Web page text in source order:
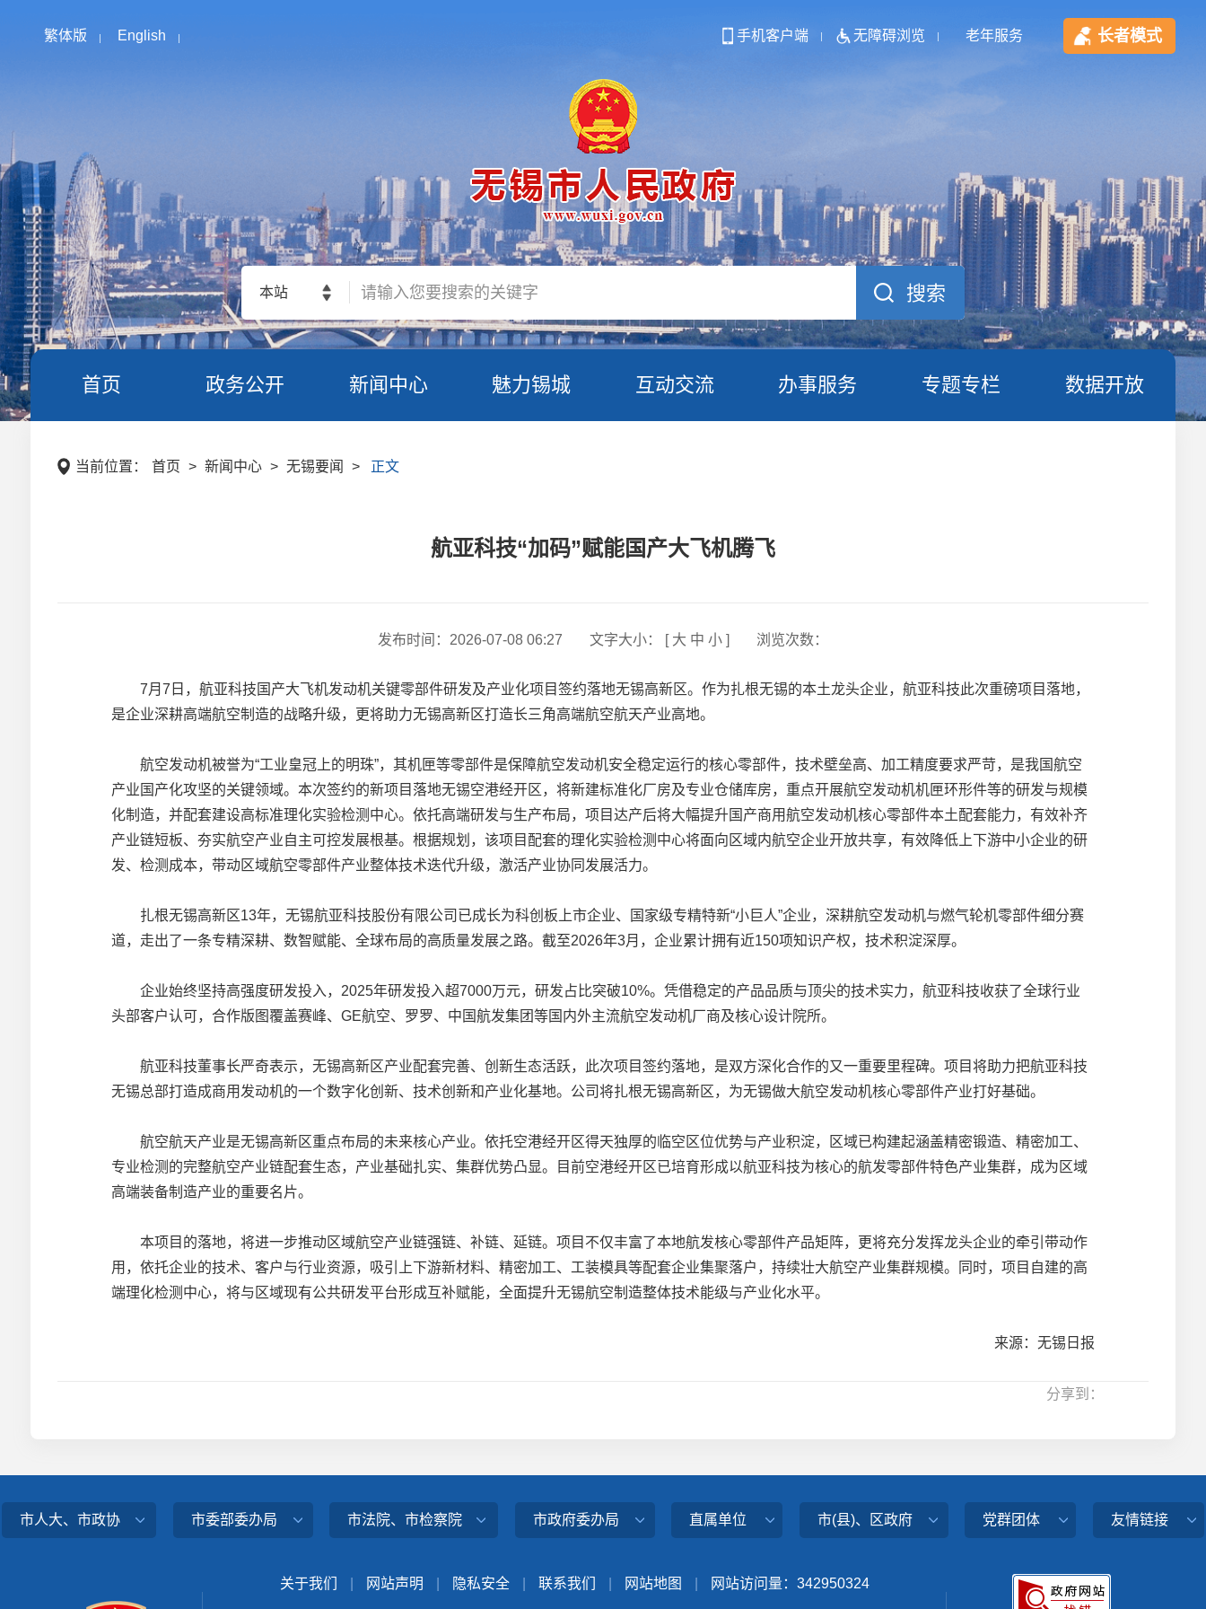
繁体版 English 手机客户端 无障碍浏览 老年服务 长者模式
本站
首页 政务公开 新闻中心 魅力锡城 互动交流 办事服务 专题专栏 数据开放
当前位置： 首页 > 新闻中心 > 无锡要闻 > 正文
航亚科技“加码”赋能国产大飞机腾飞
发布时间： 2026-07-08 06:27 文字大小： [ 大 中 小] 浏览次数：
7月7日，航亚科技国产大飞机发动机关键零部件研发及产业化项目签约落地无锡高新区。作为扎根无锡的本土龙头企业，航亚科技此次重磅项目落地，
是企业深耕高端航空制造的战略升级，更将助力无锡高新区打造长三角高端航空航天产业高地。
航空发动机被誉为“工业皇冠上的明珠”，其机匣等零部件是保障航空发动机安全稳定运行的核心零部件，技术壁垒高、加工精度要求严苛，是我国航空
产业国产化攻坚的关键领域。本次签约的新项目落地无锡空港经开区，将新建标准化厂房及专业仓储库房，重点开展航空发动机机匣环形件等的研发与规模
化制造，并配套建设高标准理化实验检测中心。依托高端研发与生产布局，项目达产后将大幅提升国产商用航空发动机核心零部件本土配套能力，有效补齐
产业链短板、夯实航空产业自主可控发展根基。根据规划，该项目配套的理化实验检测中心将面向区域内航空企业开放共享，有效降低上下游中小企业的研
发、检测成本，带动区域航空零部件产业整体技术迭代升级，激活产业协同发展活力。
扎根无锡高新区13年，无锡航亚科技股份有限公司已成长为科创板上市企业、国家级专精特新“小巨人”企业，深耕航空发动机与燃气轮机零部件细分赛
道，走出了一条专精深耕、数智赋能、全球布局的高质量发展之路。截至2026年3月，企业累计拥有近150项知识产权，技术积淀深厚。
企业始终坚持高强度研发投入，2025年研发投入超7000万元，研发占比突破10%。凭借稳定的产品品质与顶尖的技术实力，航亚科技收获了全球行业
头部客户认可，合作版图覆盖赛峰、GE航空、罗罗、中国航发集团等国内外主流航空发动机厂商及核心设计院所。
航亚科技董事长严奇表示，无锡高新区产业配套完善、创新生态活跃，此次项目签约落地，是双方深化合作的又一重要里程碑。项目将助力把航亚科技
无锡总部打造成商用发动机的一个数字化创新、技术创新和产业化基地。公司将扎根无锡高新区，为无锡做大航空发动机核心零部件产业打好基础。
航空航天产业是无锡高新区重点布局的未来核心产业。依托空港经开区得天独厚的临空区位优势与产业积淀，区域已构建起涵盖精密锻造、精密加工、
专业检测的完整航空产业链配套生态，产业基础扎实、集群优势凸显。目前空港经开区已培育形成以航亚科技为核心的航发零部件特色产业集群，成为区域
高端装备制造产业的重要名片。
本项目的落地，将进一步推动区域航空产业链强链、补链、延链。项目不仅丰富了本地航发核心零部件产品矩阵，更将充分发挥龙头企业的牵引带动作
用，依托企业的技术、客户与行业资源，吸引上下游新材料、精密加工、工装模具等配套企业集聚落户，持续壮大航空产业集群规模。同时，项目自建的高
端理化检测中心，将与区域现有公共研发平台形成互补赋能，全面提升无锡航空制造整体技术能级与产业化水平。
来源：无锡日报
分享到：
市人大、市政协 市委部委办局 市法院、市检察院 市政府委办局 直属单位 市(县)、区政府 党群团体 友情链接
关于我们 网站声明 隐私安全 联系我们 网站地图 网站访问量： 342950324